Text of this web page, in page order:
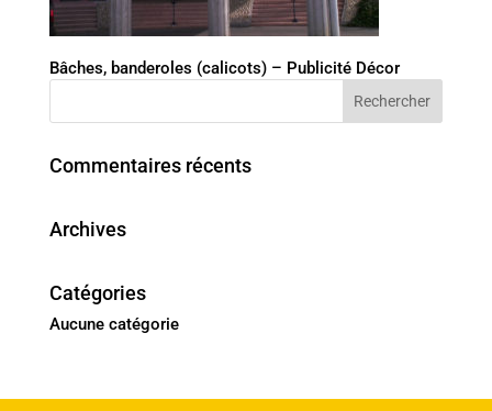
Bâches, banderoles (calicots) – Publicité Décor
Commentaires récents
Archives
Catégories
Aucune catégorie